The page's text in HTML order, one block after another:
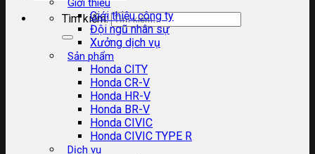
Tìm kiếm:
Giới thiệu
Giới thiệu công ty
Đội ngũ nhân sự
Xưởng dịch vụ
Sản phẩm
Honda CITY
Honda CR-V
Honda HR-V
Honda BR-V
Honda CIVIC
Honda CIVIC TYPE R
Dịch vụ